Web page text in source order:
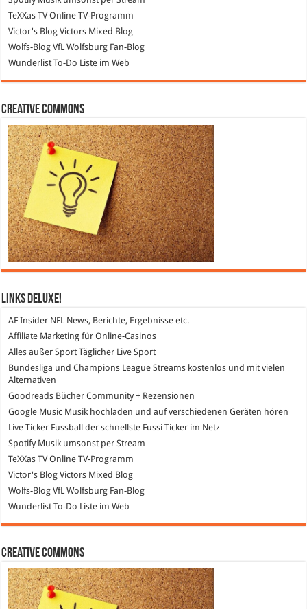
TeXXas TVOnline TV-Programm
Victor's Blog Victors Mixed Blog
Wolfs-Blog VfL Wolfsburg Fan-Blog
WunderlistTo-Do Liste im Web
Creative Commons
Links DeLuXe!
AF Insider NFL News, Berichte, Ergebnisse etc.
Affiliate Marketing für Online-Casinos
Alles außer Sport Täglicher Live Sport
Bundesliga und Champions League Streams kostenlos und mit vielen
Alternativen
Goodreads Bücher Community + Rezensionen
Google Music Musik hochladen und auf verschiedenen Geräten hören
Live Ticker Fussball der schnellste Fussi Ticker im Netz
SpotifyMusik umsonst per Stream
TeXXas TVOnline TV-Programm
Victor's Blog Victors Mixed Blog
Wolfs-Blog VfL Wolfsburg Fan-Blog
Wunderlist To-Do Liste im Web
Creative Commons